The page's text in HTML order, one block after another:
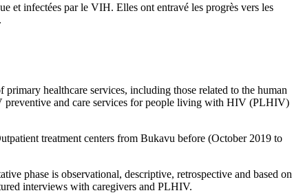
et infectées par le VIH. Elles ont entravé les progrès vers les
healthcare services, including those related to the human
and care services for people living with HIV (PLHIV)
treatment centers from Bukavu before (October 2019 to
phase is observational, descriptive, retrospective and based on
interviews with caregivers and PLHIV.